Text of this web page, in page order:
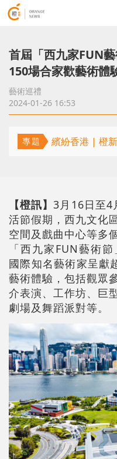
首屆「西九家FUN
150場合家歡藝術體
藝術巡禮
2024-01-26 16:53
專題 繽紛香港 | 橙
【橙訊】3月16日至4
活節假期，西九文化
空間及戲曲中心等多
「西九家FUN藝術
國際知名藝術家呈獻
藝術體驗，包括觀眾
介表演、工作坊、巨
劇場及舞蹈派對等。